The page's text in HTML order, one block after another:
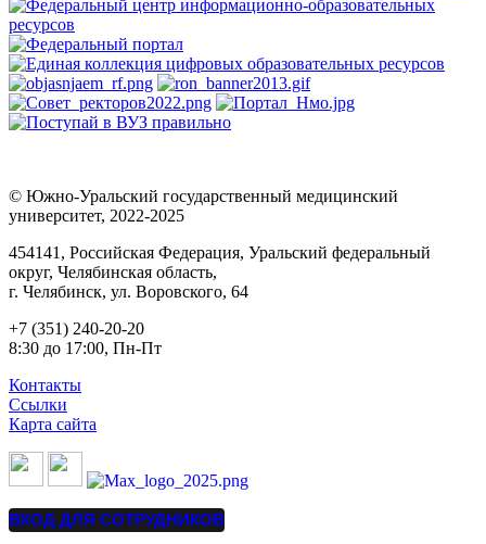
© Южно-Уральский государственный медицинский
университет, 2022-2025
454141, Российская Федерация, Уральский федеральный
округ, Челябинская область,
г. Челябинск, ул. Воровского, 64
+7 (351) 240-20-20
8:30 до 17:00, Пн-Пт
Контакты
Ссылки
Карта сайта
ВХОД ДЛЯ СОТРУДНИКОВ